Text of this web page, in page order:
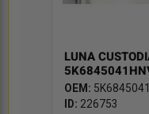
LUNA
OEM:
ID: 226753